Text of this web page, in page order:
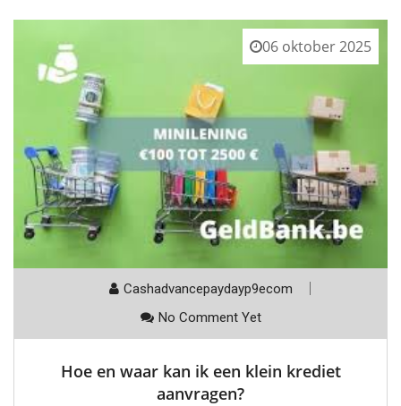
06 oktober 2025
Cashadvancepaydayp9ecom
No Comment Yet
Hoe en waar kan ik een klein krediet
aanvragen?